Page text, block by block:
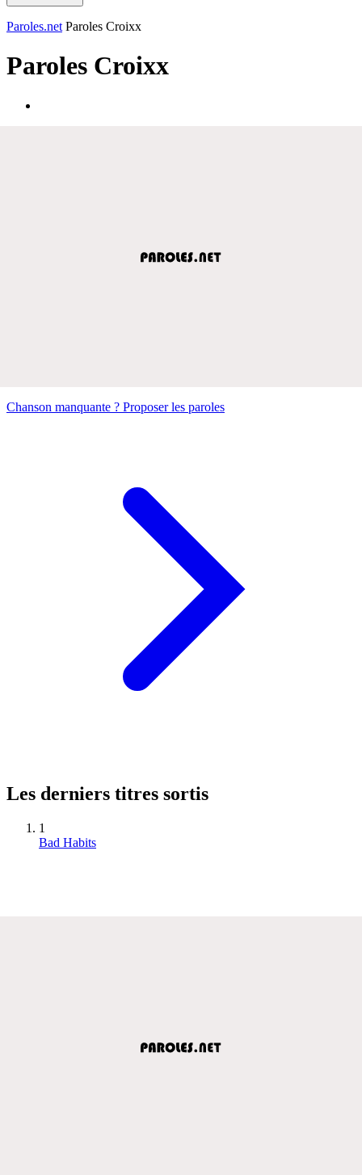
Paroles.net Paroles Croixx
Paroles Croixx
Chanson manquante ? Proposer les paroles
Les derniers titres sortis
1
Bad Habits